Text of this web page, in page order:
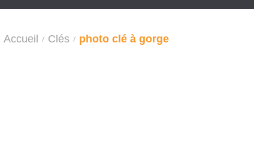
Accueil / Clés / photo clé à gorge